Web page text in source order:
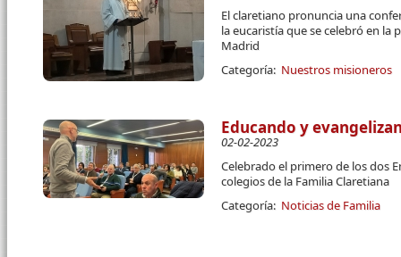
El claretiano pronuncia una
la eucaristía que se celebró en la
Madrid
Categoría: Nuestros misioneros
Educando y
02-02-2023
Celebrado el primero de los dos
colegios de la Familia Claretiana
Categoría: Noticias de Familia